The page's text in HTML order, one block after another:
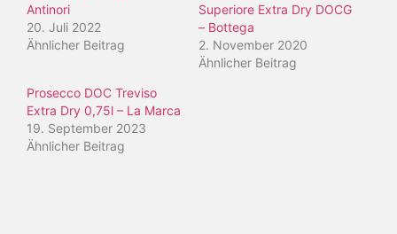
Antinori
20. Juli 2022
Ähnlicher Beitrag
Superiore Extra Dry DOCG
– Bottega
2. November 2020
Ähnlicher Beitrag
Prosecco DOC Treviso
Extra Dry 0,75l – La Marca
19. September 2023
Ähnlicher Beitrag